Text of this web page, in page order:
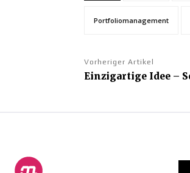
Portfoliomanagement
Vorheriger Artikel
Einzigartige Idee –